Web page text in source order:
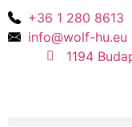
+36 1 280 8613
info@wolf-hu.eu
1194